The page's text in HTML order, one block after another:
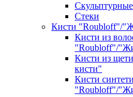
Стеки
Кисти "Roubloff"/
Кисти из
"Roubloff"/
Кисти из
кисти"
Кисти
"Roubloff"/